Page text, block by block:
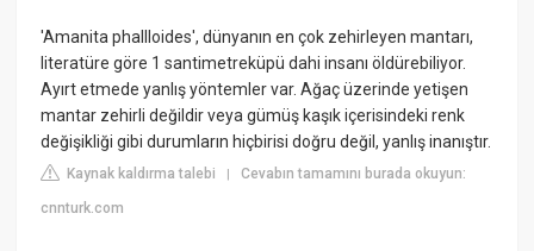
'Amanita phallloides', dünyanın en çok zehirleyen mantarı,
literatüre göre 1 santimetreküpü dahi insanı öldürebiliyor.
Ayırt etmede yanlış yöntemler var. Ağaç üzerinde yetişen
mantar zehirli değildir veya gümüş kaşık içerisindeki renk
değişikliği gibi durumların hiçbirisi doğru değil, yanlış inanıştır.
Kaynak kaldırma talebi |Cevabın tamamını burada okuyun:
cnnturk.com